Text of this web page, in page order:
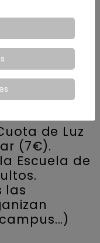
de las
7 días de
gratuita
de Luz
(7€).
Escuela de
las